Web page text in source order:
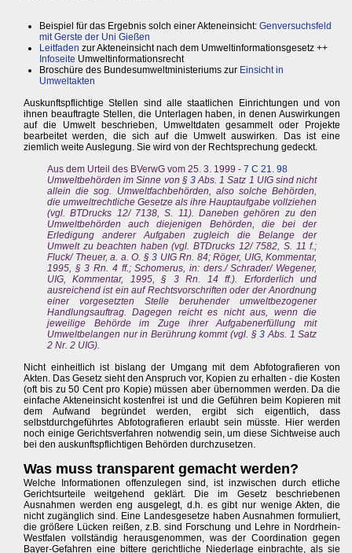
Beispiel für das Ergebnis solch einer Akteneinsicht: Genversuchsfeld
mit Gerste der Uni Gießen
Leitfaden zur Akteneinsicht nach dem Umweltinformationsgesetz ++
Infoseite Umweltinformationsrecht
Broschüre des Bundesumweltministeriums zur Einsicht in
Umweltakten
Auskunftspflichtige Stellen sind alle staatlichen Einrichtungen und von
ihnen beauftragte Stellen, die Unterlagen haben, in denen Auswirkungen
auf die Umwelt beschrieben, Umweltdaten gesammelt oder Projekte
bearbeitet werden, die sich auf die Umwelt auswirken. Das ist eine
ziemlich weite Auslegung. Sie wird von der Rechtsprechung gedeckt.
Aus dem Urteil des BVerwG vom 25. 3. 1999 - 7 C 21. 98
Umweltbehörden im Sinne von § 3Abs. 1 Satz 1 UIG sind nicht
allein die sog. Umweltfachbehörden, also solche Behörden,
die umweltrechtliche Gesetze als ihre Hauptaufgabe vollziehen
(vgl. BTDrucks 12/ 7138, S. 11). Daneben gehören zu den
Umweltbehörden auch diejenigen Behörden, die bei der
Erledigung anderer Aufgaben zugleich die Belange der
Umwelt zu beachten haben (vgl. BTDrucks 12/ 7582, S. 11 f.;
Fluck/ Theuer, a. a. O. §3 UIG Rn. 84; Röger, UIG, Kommentar,
1995, § 3 Rn. 4 ff.; Schomerus, in: ders./ Schrader/ Wegener,
UIG, Kommentar, 1995, § 3 Rn. 14 ff.). Erforderlich und
ausreichend ist ein auf Rechtsvorschriften oder der Anordnung
einer vorgesetzten Stelle beruhender umweltbezogener
Handlungsauftrag. Dagegen reicht es nicht aus, wenn die
jeweilige Behörde im Zuge ihrer Aufgabenerfüllung mit
Umweltbelangen nur in Berührung kommt (vgl. §3 Abs. 1 Satz
2 Nr. 2 UIG).
Nicht einheitlich ist bislang der Umgang mit dem Abfotografieren von
Akten. Das Gesetz sieht den Anspruch vor, Kopien zu erhalten - die Kosten
(oft bis zu 50 Cent pro Kopie) müssen aber übernommen werden. Da die
einfache Akteneinsicht kostenfrei ist und die Geführen beim Kopieren mit
dem Aufwand begründet werden, ergibt sich eigentlich, dass
selbstdurchgeführtes Abfotografieren erlaubt sein müsste. Hier werden
noch einige Gerichtsverfahren notwendig sein, um diese Sichtweise auch
bei den auskunftspflichtigen Behörden durchzusetzen.
Was muss transparent gemacht werden?
Welche Informationen offenzulegen sind, ist inzwischen durch etliche
Gerichtsurteile weitgehend geklärt. Die im Gesetz beschriebenen
Ausnahmen werden eng ausgelegt, d.h. es gibt nur wenige Akten, die
nicht zugänglich sind. Eine Landesgesetze haben Ausnahmen formuliert,
die größere Lücken reißen, z.B. sind Forschung und Lehre in Nordrhein-
Westfalen vollständig herausgenommen, was der Coordination gegen
Bayer-Gefahren eine bittere gerichtliche Niederlage einbrachte, als sie